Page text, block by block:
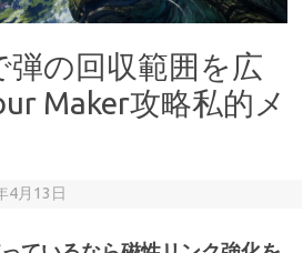
の回収範囲を広
Maker攻略私的メ
4月13日